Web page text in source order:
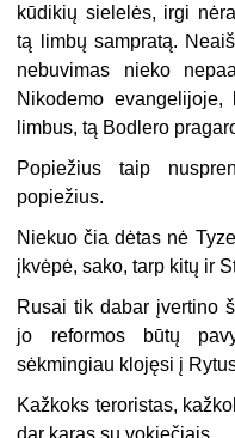
kūdikių sielelės, irgi
tą limbų sampratą.
nebuvimas nieko
Nikodemo
limbus, tą Bodlero
Popiežius taip
popiežius.
Niekuo čia dėtas nė
įkvėpė, sako, tarp kitų ir
Rusai tik dabar įvertino
jo reformos būtų
sėkmingiau klojęsi į
Kažkoks teroristas,
dar karas su vokiečiais…